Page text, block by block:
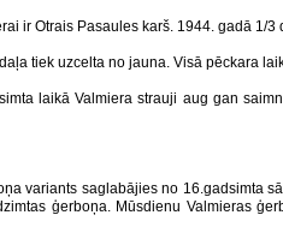
ir Otrais Pasaules karš. 1944. gadā 1/
tiek uzcelta no jauna. Visā pēckara
laikā Valmiera strauji aug gan
variants saglabājies no 16.gadsimta
ģerboņa. Mūsdienu Valmieras